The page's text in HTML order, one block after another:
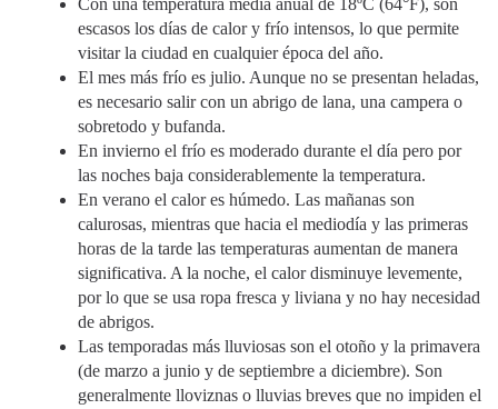
Con una temperatura media anual de 18ºC (64°F), son
escasos los días de calor y frío intensos, lo que permite
visitar la ciudad en cualquier época del año.
El mes más frío es julio. Aunque no se presentan heladas,
es necesario salir con un abrigo de lana, una campera o
sobretodo y bufanda.
En invierno el frío es moderado durante el día pero por
las noches baja considerablemente la temperatura.
En verano el calor es húmedo. Las mañanas son
calurosas, mientras que hacia el mediodía y las primeras
horas de la tarde las temperaturas aumentan de manera
significativa. A la noche, el calor disminuye levemente,
por lo que se usa ropa fresca y liviana y no hay necesidad
de abrigos.
Las temporadas más lluviosas son el otoño y la primavera
(de marzo a junio y de septiembre a diciembre). Son
generalmente lloviznas o lluvias breves que no impiden el